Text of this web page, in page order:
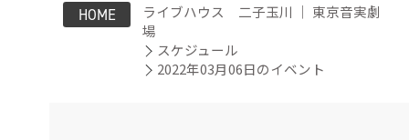
HOME
ライブハウス 二子玉川 ｜ 東京音実劇
場
スケジュール
2022年03月06日のイベント